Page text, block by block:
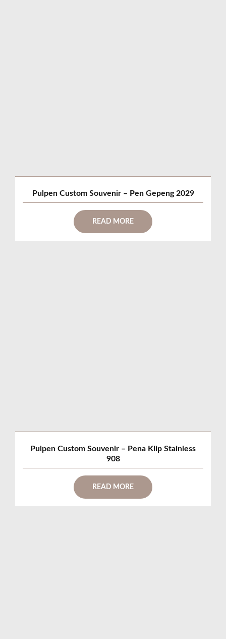
Pulpen Custom Souvenir – Pen Gepeng 2029
READ MORE
Pulpen Custom Souvenir – Pena Klip Stainless
908
READ MORE